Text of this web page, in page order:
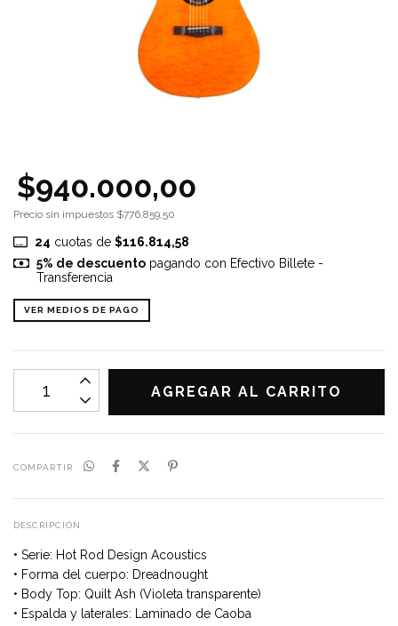
$940.000,00
Precio sin impuestos $776.859,50
24 cuotas de $116.814,58
5% de descuentopagando con Efectivo Billete -
Transferencia
VER MEDIOS DE PAGO
COMPARTIR
DESCRIPCIÓN
• Serie: Hot Rod Design Acoustics
• Forma del cuerpo: Dreadnought
• Body Top: Quilt Ash (Violeta transparente)
• Espalda y laterales: Laminado de Caoba